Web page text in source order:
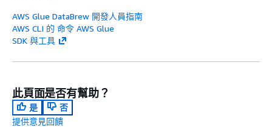
AWS Glue DataBrew 開發人員指南
AWS CLI 的 命令 AWS Glue
SDK 與工具
此頁面是否有幫助？
是
否
提供意見回饋